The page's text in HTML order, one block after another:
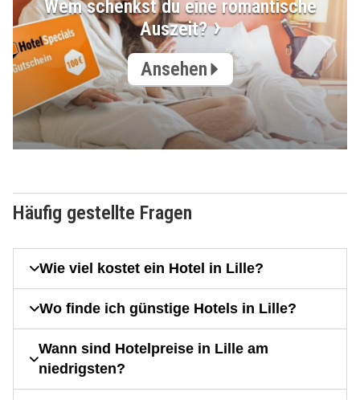
Wem schenkst du eine romantische
Auszeit?
Ansehen
Häufig gestellte Fragen
Wie viel kostet ein Hotel in Lille?
Wo finde ich günstige Hotels in Lille?
Wann sind Hotelpreise in Lille am
niedrigsten?